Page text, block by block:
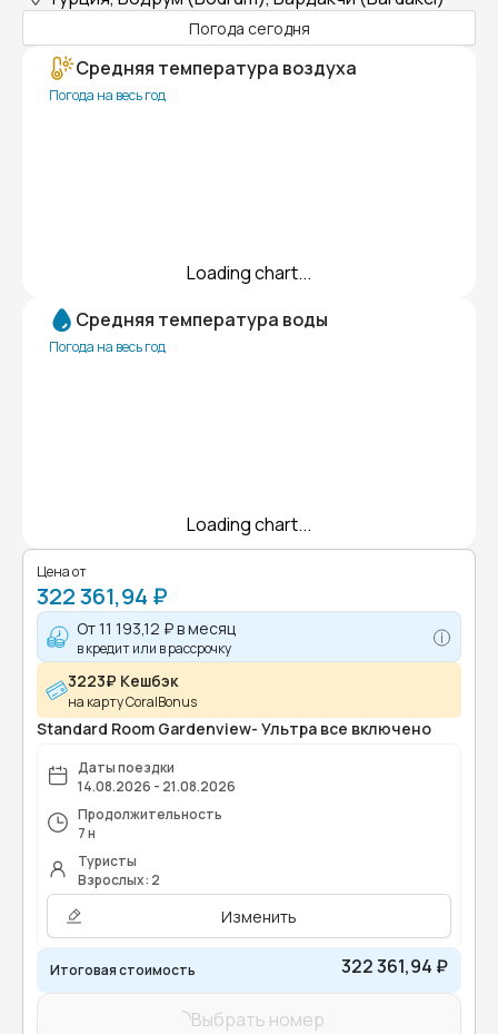
Погода сегодня
Средняя температура воздуха
Погода на весь год
Loading chart...
Средняя температура воды
Погода на весь год
Loading chart...
Цена от
322 361,94 ₽
От11 193,12 ₽в месяц
в кредит или в рассрочку
3223₽ Кешбэк
на карту CoralBonus
Standard Room Gardenview- Ультра все включено
Даты поездки
14.08.2026 - 21.08.2026
Продолжительность
7 н
Туристы
Взрослых: 2
Изменить
Итоговая стоимость 322 361,94 ₽
Выбрать номер